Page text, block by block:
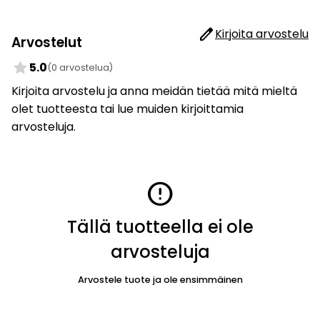
Arvostelut editKirjoita arvostelu
star 5.0(0 arvostelua)
Kirjoita arvostelu ja anna meidän tietää mitä mieltä
olet tuotteesta tai lue muiden kirjoittamia
arvosteluja.
error
Tällä tuotteella ei ole
arvosteluja
Arvostele tuote ja ole ensimmäinen